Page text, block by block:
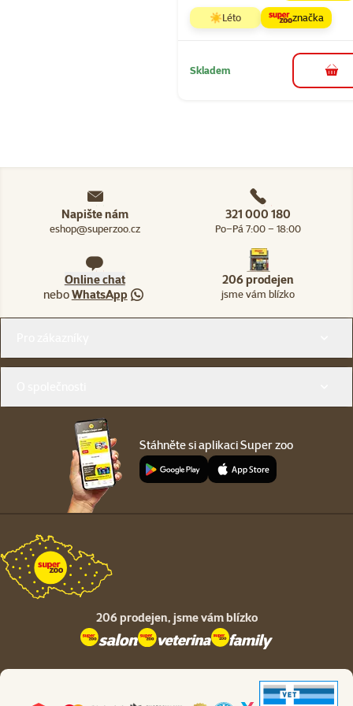
☀️Léto značka
Skladem do
Napište nám
eshop@superzoo.cz
321 000 180
Po–Pá 7:00 – 18:00
Online chat
neboWhatsApp
206 prodejen
jsme vám blízko
Stáhněte si aplikaci Super zoo
206 prodejen, jsme vám blízko